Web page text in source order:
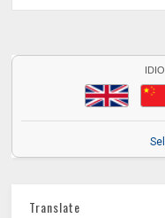
Translate